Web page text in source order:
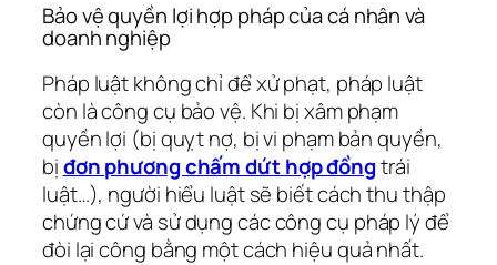
Bảo vệ quyền lợi hợp pháp của cá nhân và
doanh nghiệp
Pháp luật không chỉ để xử phạt, pháp luật
còn là công cụ bảo vệ. Khi bị xâm phạm
quyền lợi (bị quỵt nợ, bị vi phạm bản quyền,
bịđơn phương chấm dứt hợp đồngtrái
luật…), người hiểu luật sẽ biết cách thu thập
chứng cứ và sử dụng các công cụ pháp lý để
đòi lại công bằng một cách hiệu quả nhất.